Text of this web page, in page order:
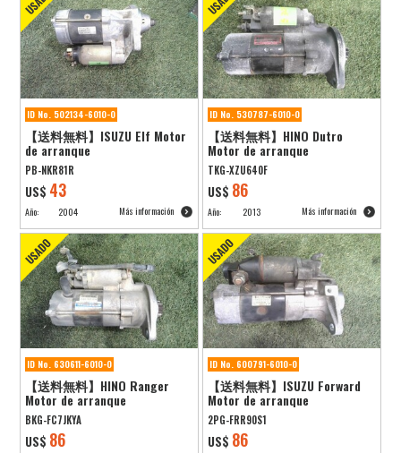
ID No. 502134-6010-0
【送料無料】ISUZU Elf Motor
de arranque
PB-NKR81R
US$ 43
Año: 2004 Más información
ID No. 530787-6010-0
【送料無料】HINO Dutro
Motor de arranque
TKG-XZU640F
US$ 86
Año: 2013 Más información
ID No. 630611-6010-0
【送料無料】HINO Ranger
Motor de arranque
BKG-FC7JKYA
US$ 86
ID No. 600791-6010-0
【送料無料】ISUZU Forward
Motor de arranque
2PG-FRR90S1
US$ 86